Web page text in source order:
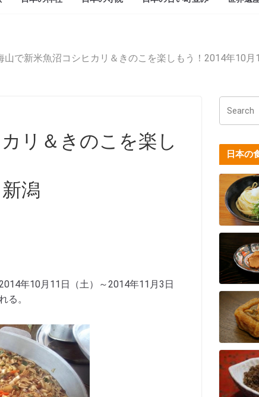
山で新米魚沼コシヒカリ＆きのこを楽しもう！2014年10
リ＆きのこを楽し
潟
年10月11日（土）～2014年11月3日
る。
日本の